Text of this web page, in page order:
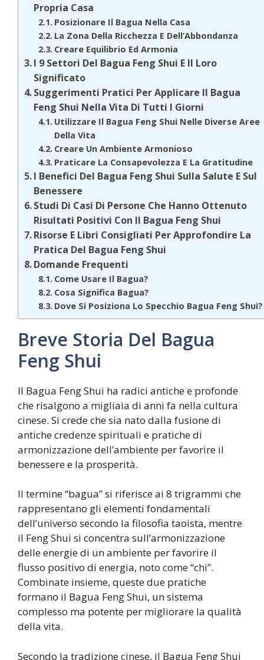
Propria Casa
Posizionare Il Bagua Nella Casa
La Zona Della Ricchezza E Dell’Abbondanza
Creare Equilibrio Ed Armonia
I 9 Settori Del Bagua Feng Shui E Il Loro
Significato
Suggerimenti Pratici Per Applicare Il Bagua
Feng Shui Nella Vita Di Tutti I Giorni
Utilizzare Il Bagua Feng Shui Nelle Diverse Aree
Della Vita
Creare Un Ambiente Armonioso
Praticare La Consapevolezza E La Gratitudine
I Benefici Del Bagua Feng Shui Sulla Salute E Sul
Benessere
Studi Di Casi Di Persone Che Hanno Ottenuto
Risultati Positivi Con Il Bagua Feng Shui
Risorse E Libri Consigliati Per Approfondire La
Pratica Del Bagua Feng Shui
Domande Frequenti
Come Usare Il Bagua?
Cosa Significa Bagua?
Dove Si Posiziona Lo Specchio Bagua Feng Shui?
Breve Storia Del Bagua
Feng Shui
Il Bagua Feng Shui ha radici antiche e profonde
che risalgono a migliaia di anni fa nella cultura
cinese. Si crede che sia nato dalla fusione di
antiche credenze spirituali e pratiche di
armonizzazione dell’ambiente per favorire il
benessere e la prosperità.
Il termine “bagua” si riferisce ai 8 trigrammi che
rappresentano gli elementi fondamentali
dell’universo secondo la filosofia taoista, mentre
il Feng Shui si concentra sull’armonizzazione
delle energie di un ambiente per favorire il
flusso positivo di energia, noto come “chi”.
Combinate insieme, queste due pratiche
formano il Bagua Feng Shui, un sistema
complesso ma potente per migliorare la qualità
della vita.
Secondo la tradizione cinese, il Bagua Feng Shui